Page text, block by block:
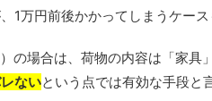
1万円前後かかってしまうケース
の場合は、荷物の内容は「家具
ないという点では有効な手段と